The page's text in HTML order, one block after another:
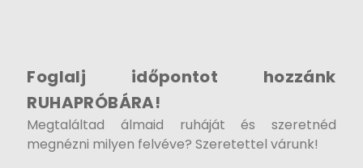
Foglalj időpontot hozzánk
RUHAPRÓBÁRA!
Megtaláltad álmaid ruháját és szeretnéd
megnézni milyen felvéve? Szeretettel várunk!